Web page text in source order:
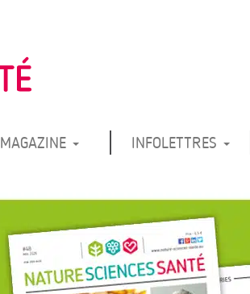
MAGAZINE INFOLETTRES